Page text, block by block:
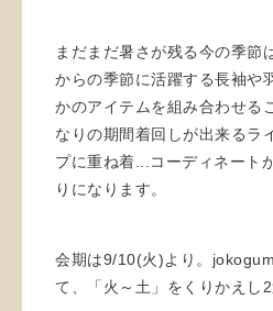
まだまだ暑さが残る今の季節
からの季節に活躍する長袖や
かのアイテムを組み合わせる
なりの期間着回しが出来るラ
プに重ね着...コーディネート
りになります。
会期は9/10(火)より。
て、「火～土」をくりかえし2